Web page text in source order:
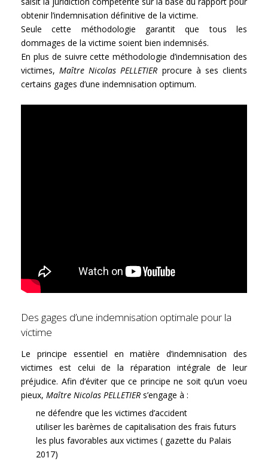
obtenir l’indemnisation définitive de la victime.
Seule cette méthodologie garantit que tous les
dommages de la victime soient bien indemnisés.
En plus de suivre cette méthodologie d’indemnisation des
victimes,Maître Nicolas PELLETIER procure à ses clients
certains gages d’une indemnisation optimum.
Des gages d’une indemnisation optimale pour la
victime
Le principe essentiel en matière d’indemnisation des
victimes est celui de la réparation intégrale de leur
préjudice. Afin d’éviter que ce principe ne soit qu’un voeu
pieux, Maître Nicolas PELLETIER s’engage à :
ne défendre que les victimes d’accident
utiliser les barèmes de capitalisation des frais futurs
les plus favorables aux victimes ( gazette du Palais
2017)